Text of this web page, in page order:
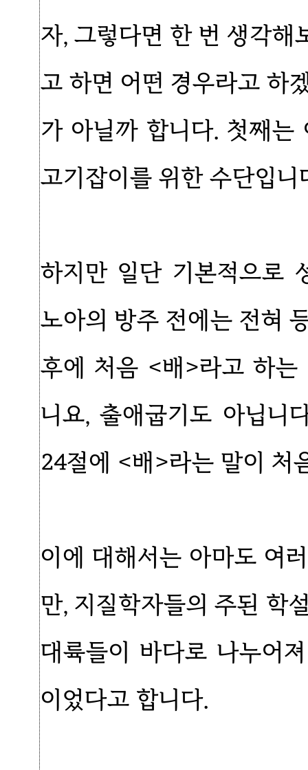
자, 그렇다면 한 번 생각해
고 하면 어떤 경우라고 하
가 아닐까 합니다. 첫째
고기잡이를 위한 수단입니
하지만 일단 기본적으로
노아의 방주 전에는 전혀
후에 처음 <배>라고 하
니요, 출애굽기도 아닙니
24절에 <배>라는 말이 처
이에 대해서는 아마도 여
만, 지질학자들의 주된 학
대륙들이 바다로 나누어
이었다고 합니다.